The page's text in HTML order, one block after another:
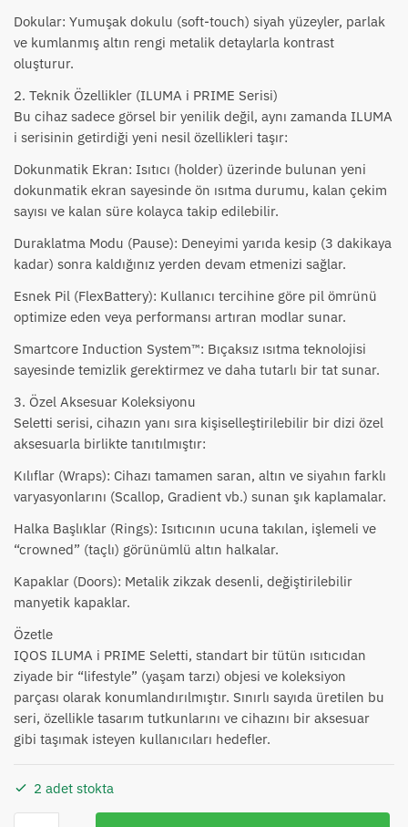
Dokular: Yumuşak dokulu (soft-touch) siyah yüzeyler, parlak
ve kumlanmış altın rengi metalik detaylarla kontrast
oluşturur.
2. Teknik Özellikler (ILUMA i PRIME Serisi)
Bu cihaz sadece görsel bir yenilik değil, aynı zamanda ILUMA
i serisinin getirdiği yeni nesil özellikleri taşır:
Dokunmatik Ekran: Isıtıcı (holder) üzerinde bulunan yeni
dokunmatik ekran sayesinde ön ısıtma durumu, kalan çekim
sayısı ve kalan süre kolayca takip edilebilir.
Duraklatma Modu (Pause): Deneyimi yarıda kesip (3 dakikaya
kadar) sonra kaldığınız yerden devam etmenizi sağlar.
Esnek Pil (FlexBattery): Kullanıcı tercihine göre pil ömrünü
optimize eden veya performansı artıran modlar sunar.
Smartcore Induction System™: Bıçaksız ısıtma teknolojisi
sayesinde temizlik gerektirmez ve daha tutarlı bir tat sunar.
3. Özel Aksesuar Koleksiyonu
Seletti serisi, cihazın yanı sıra kişiselleştirilebilir bir dizi özel
aksesuarla birlikte tanıtılmıştır:
Kılıflar (Wraps): Cihazı tamamen saran, altın ve siyahın farklı
varyasyonlarını (Scallop, Gradient vb.) sunan şık kaplamalar.
Halka Başlıklar (Rings): Isıtıcının ucuna takılan, işlemeli ve
“crowned” (taçlı) görünümlü altın halkalar.
Kapaklar (Doors): Metalik zikzak desenli, değiştirilebilir
manyetik kapaklar.
Özetle
IQOS ILUMA i PRIME Seletti, standart bir tütün ısıtıcıdan
ziyade bir “lifestyle” (yaşam tarzı) objesi ve koleksiyon
parçası olarak konumlandırılmıştır. Sınırlı sayıda üretilen bu
seri, özellikle tasarım tutkunlarını ve cihazını bir aksesuar
gibi taşımak isteyen kullanıcıları hedefler.
2 adet stokta